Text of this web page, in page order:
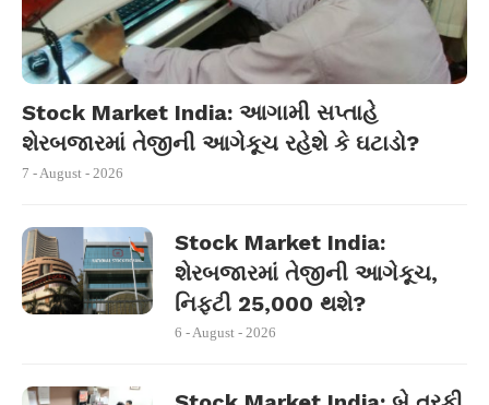
Stock Market India: આગામી સપ્તાહે
શેરબજારમાં તેજીની આગેકૂચ રહેશે કે ઘટાડો?
7 - August - 2026
Stock Market India:
શેરબજારમાં તેજીની આગેકૂચ,
નિફ્ટી 25,000 થશે?
6 - August - 2026